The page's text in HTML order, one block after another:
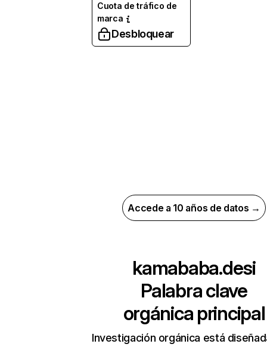
Cuota de tráfico de
marca
Desbloquear
Accede a 10 años de datos →
kamababa.desi
Palabra clave
orgánica principal
Investigación orgánica está